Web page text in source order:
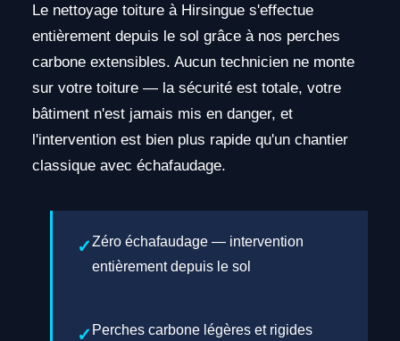
Le nettoyage toiture à Hirsingue s'effectue
entièrement depuis le sol grâce à nos perches
carbone extensibles. Aucun technicien ne monte
sur votre toiture — la sécurité est totale, votre
bâtiment n'est jamais mis en danger, et
l'intervention est bien plus rapide qu'un chantier
classique avec échafaudage.
Zéro échafaudage — intervention
entièrement depuis le sol
Perches carbone légères et rigides